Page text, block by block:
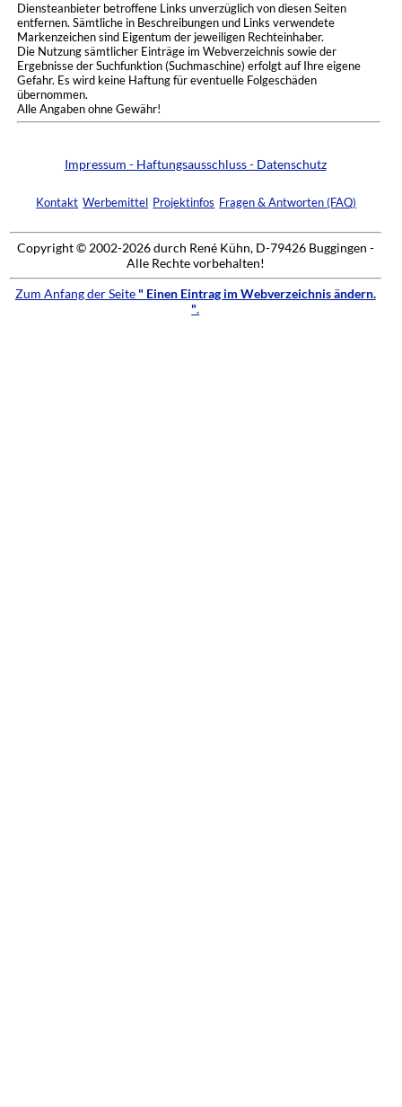
Diensteanbieter betroffene Links unverzüglich von diesen Seiten
entfernen. Sämtliche in Beschreibungen und Links verwendete
Markenzeichen sind Eigentum der jeweiligen Rechteinhaber.
Die Nutzung sämtlicher Einträge im Webverzeichnis sowie der
Ergebnisse der Suchfunktion (Suchmaschine) erfolgt auf Ihre eigene
Gefahr. Es wird keine Haftung für eventuelle Folgeschäden
übernommen.
Alle Angaben ohne Gewähr!
Impressum - Haftungsausschluss - Datenschutz
Kontakt Werbemittel Projektinfos Fragen & Antworten (FAQ)
Copyright © 2002-2026 durch René Kühn, D-79426 Buggingen -
Alle Rechte vorbehalten!
Zum Anfang der Seite " Einen Eintrag im Webverzeichnis ändern.
".